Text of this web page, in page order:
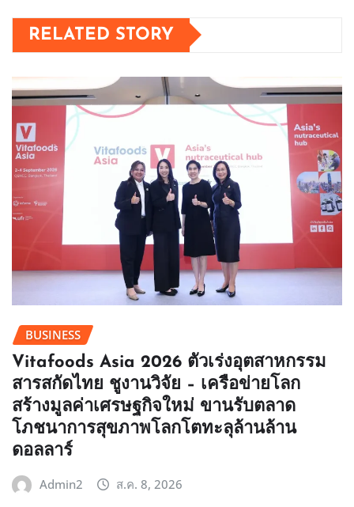
RELATED STORY
BUSINESS
Vitafoods Asia 2026 ตัวเร่งอุตสาหกรรม
สารสกัดไทย ชูงานวิจัย – เครือข่ายโลก
สร้างมูลค่าเศรษฐกิจใหม่ ขานรับตลาด
โภชนาการสุขภาพโลกโตทะลุล้านล้าน
ดอลลาร์
Admin2 ส.ค. 8, 2026